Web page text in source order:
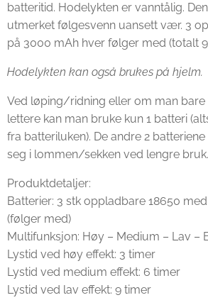
batteritid. Hodelykten er vanntålig.
utmerket følgesvenn uansett vær. 3
på 3000 mAh hver følger med (totalt
Hodelykten kan også brukes på hjelm.
Ved løping/ridning eller om man bare
lettere kan man bruke kun 1 batteri
fra batteriluken). De andre 2
seg i lommen/sekken ved lengre bruk.
Produktdetaljer:
Batterier: 3 stk oppladbare 18650
(følger med)
Multifunksjon: Høy – Medium – Lav –
Lystid ved høy effekt: 3 timer
Lystid ved medium effekt: 6 timer
Lystid ved lav effekt: 9 timer